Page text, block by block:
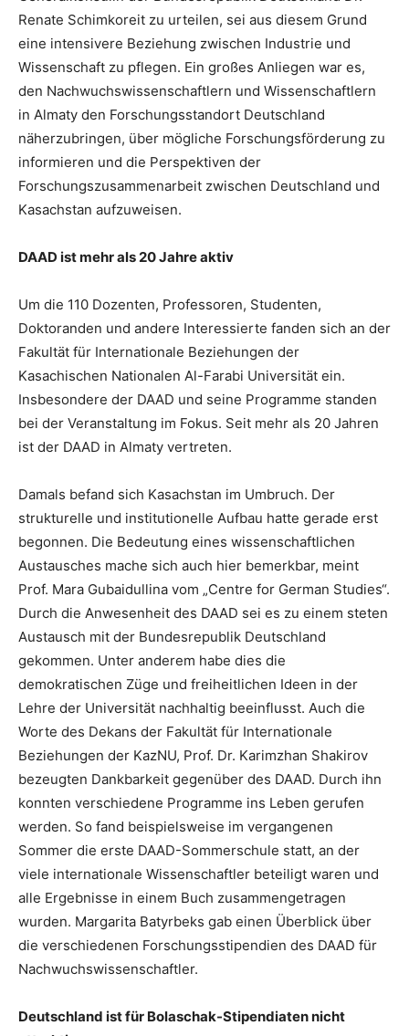
Renate Schimkoreit zu urteilen, sei aus diesem Grund
eine intensivere Beziehung zwischen Industrie und
Wissenschaft zu pflegen. Ein großes Anliegen war es,
den Nachwuchswissenschaftlern und Wissenschaftlern
in Almaty den Forschungsstandort Deutschland
näherzubringen, über mögliche Forschungsförderung zu
informieren und die Perspektiven der
Forschungszusammenarbeit zwischen Deutschland und
Kasachstan aufzuweisen.
DAAD ist mehr als 20 Jahre aktiv
Um die 110 Dozenten, Professoren, Studenten,
Doktoranden und andere Interessierte fanden sich an der
Fakultät für Internationale Beziehungen der
Kasachischen Nationalen Al-Farabi Universität ein.
Insbesondere der DAAD und seine Programme standen
bei der Veranstaltung im Fokus. Seit mehr als 20 Jahren
ist der DAAD in Almaty vertreten.
Damals befand sich Kasachstan im Umbruch. Der
strukturelle und institutionelle Aufbau hatte gerade erst
begonnen. Die Bedeutung eines wissenschaftlichen
Austausches mache sich auch hier bemerkbar, meint
Prof. Mara Gubaidullina vom „Centre for German Studies“.
Durch die Anwesenheit des DAAD sei es zu einem steten
Austausch mit der Bundesrepublik Deutschland
gekommen. Unter anderem habe dies die
demokratischen Züge und freiheitlichen Ideen in der
Lehre der Universität nachhaltig beeinflusst. Auch die
Worte des Dekans der Fakultät für Internationale
Beziehungen der KazNU, Prof. Dr. Karimzhan Shakirov
bezeugten Dankbarkeit gegenüber des DAAD. Durch ihn
konnten verschiedene Programme ins Leben gerufen
werden. So fand beispielsweise im vergangenen
Sommer die erste DAAD-Sommerschule statt, an der
viele internationale Wissenschaftler beteiligt waren und
alle Ergebnisse in einem Buch zusammengetragen
wurden. Margarita Batyrbeks gab einen Überblick über
die verschiedenen Forschungsstipendien des DAAD für
Nachwuchswissenschaftler.
Deutschland ist für Bolaschak-Stipendiaten nicht